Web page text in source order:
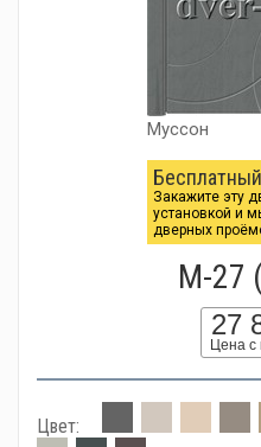
Муссон
Закажите эту
установкой и
дверных
М-27
27
Цена с
Цвет: